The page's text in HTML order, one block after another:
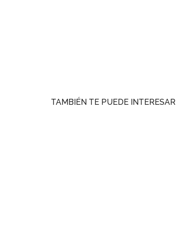
TAMBIÉN TE PUEDE INTERESAR